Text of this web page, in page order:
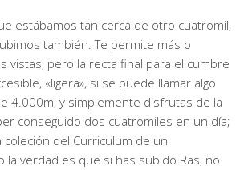
estábamos tan cerca de otro cuatromil,
también. Te permite más o
vistas, pero la recta final para el cumbre
«ligera», si se puede llamar algo
4.000m, y simplemente disfrutas de la
conseguido dos cuatromiles en un día;
del Curriculum de un
verdad es que si has subido Ras, no